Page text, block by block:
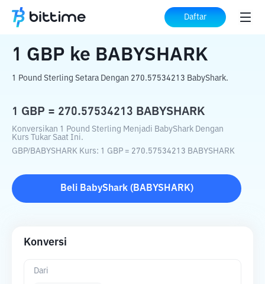
Daftar
Beranda Konverter Kripto ke BABYSHARK
1 GBP ke BABYSHARK
1 Pound Sterling Setara Dengan 270.57534213 BabyShark.
1 GBP = 270.57534213 BABYSHARK
Konversikan 1 Pound Sterling Menjadi BabyShark Dengan
Kurs Tukar Saat Ini.
GBP/BABYSHARK Kurs: 1 GBP = 270.57534213 BABYSHARK
Beli BabyShark( BABYSHARK)
Konversi
Dari